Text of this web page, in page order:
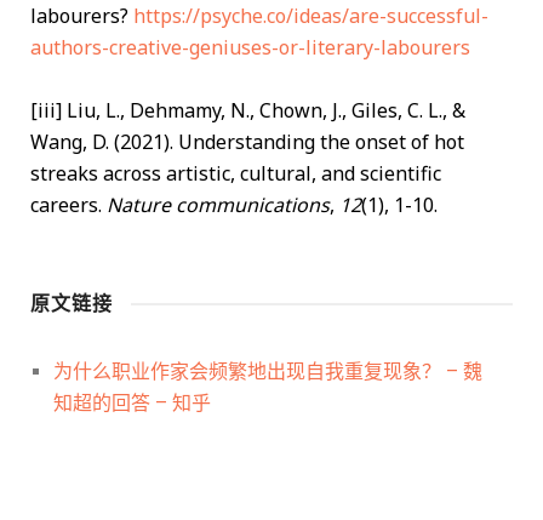
labourers? https://psyche.co/ideas/are-successful-
authors-creative-geniuses-or-literary-labourers
[iii] Liu, L., Dehmamy, N., Chown, J., Giles, C. L., &
Wang, D. (2021). Understanding the onset of hot
streaks across artistic, cultural, and scientific
careers. Nature communications, 12(1), 1-10.
原文链接
为什么职业作家会频繁地出现自我重复现象？ – 魏
知超的回答 – 知乎